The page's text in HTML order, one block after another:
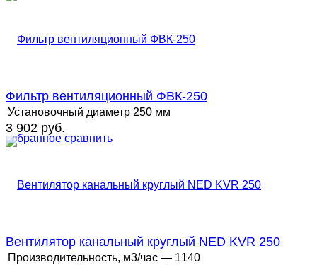
избранное сравнить
Фильтр вентиляционный ФВК-250
Установочный диаметр 250 мм
3 902 руб.
Вентилятор канальный круглый NED KVR 250
Производительность, м3/час — 1140